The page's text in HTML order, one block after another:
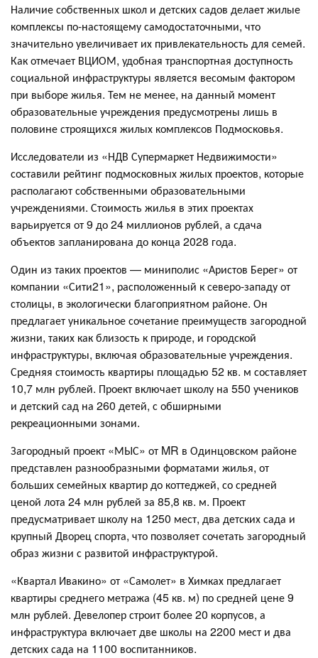
Наличие собственных школ и детских садов делает жилые
комплексы по-настоящему самодостаточными, что
значительно увеличивает их привлекательность для семей.
Как отмечает ВЦИОМ, удобная транспортная доступность
социальной инфраструктуры является весомым фактором
при выборе жилья. Тем не менее, на данный момент
образовательные учреждения предусмотрены лишь в
половине строящихся жилых комплексов Подмосковья.
Исследователи из «НДВ Супермаркет Недвижимости»
составили рейтинг подмосковных жилых проектов, которые
располагают собственными образовательными
учреждениями. Стоимость жилья в этих проектах
варьируется от 9 до 24 миллионов рублей, а сдача
объектов запланирована до конца 2028 года.
Один из таких проектов — миниполис «Аристов Берег» от
компании «Сити21», расположенный к северо-западу от
столицы, в экологически благоприятном районе. Он
предлагает уникальное сочетание преимуществ загородной
жизни, таких как близость к природе, и городской
инфраструктуры, включая образовательные учреждения.
Средняя стоимость квартиры площадью 52 кв. м составляет
10,7 млн рублей. Проект включает школу на 550 учеников
и детский сад на 260 детей, с обширными
рекреационными зонами.
Загородный проект «МЫС» от MR в Одинцовском районе
представлен разнообразными форматами жилья, от
больших семейных квартир до коттеджей, со средней
ценой лота 24 млн рублей за 85,8 кв. м. Проект
предусматривает школу на 1250 мест, два детских сада и
крупный Дворец спорта, что позволяет сочетать загородный
образ жизни с развитой инфраструктурой.
«Квартал Ивакино» от «Самолет» в Химках предлагает
квартиры среднего метража (45 кв. м) по средней цене 9
млн рублей. Девелопер строит более 20 корпусов, а
инфраструктура включает две школы на 2200 мест и два
детских сада на 1100 воспитанников.